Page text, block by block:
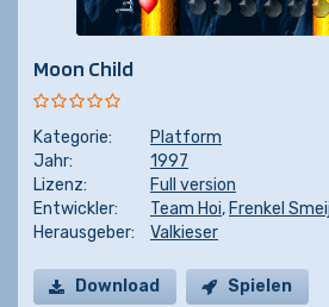
Moon Child
Kategorie:
Platform
Jahr:
1997
Lizenz:
Full version
Entwickler:
Team Hoi, Frenkel
Herausgeber:
Valkieser
Download Spielen